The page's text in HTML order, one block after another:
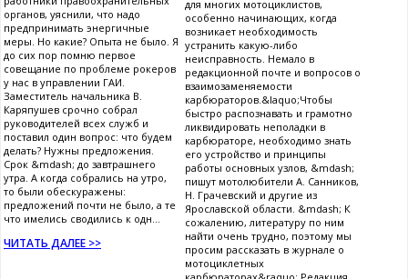
органов, уяснили, что надо
предпринимать энергичные
меры. Но какие? Опыта не было. Я
до сих пор помню первое
совещание по проблеме рокеров
у нас в управлении ГАИ.
Заместитель начальника В.
Каряпушев срочно собрал
руководителей всех служб и
поставил один вопрос: что будем
делать? Нужны предложения.
Срок &mdash; до завтрашнего
утра. А когда собрались на утро,
то были обескуражены:
предложений почти не было, а те
что имелись сводились к одн...
ЧИТАТЬ ДАЛЕЕ >>
для многих мотоциклистов,
особенно начинающих, когда
возникает необходимость
устранить какую-либо
неисправность. Немало в
редакционной почте и вопросов о
взаимозаменяемости
карбюраторов.&laquo;Чтобы
быстро распознавать и грамотно
ликвидировать неполадки в
карбюраторе, необходимо знать
его устройство и принципы
работы основных узлов, &mdash;
пишут мотолюбители А. Санников,
Н. Грачевский и другие из
Ярославской области. &mdash; К
сожалению, литературу по ним
найти очень трудно, поэтому мы
просим рассказать в журнале о
мотоциклетных